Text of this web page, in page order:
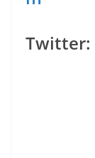
Twitter: